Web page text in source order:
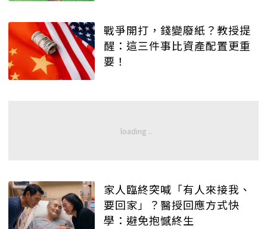
戰爭開打，錢變廢紙？教授提
醒：這三件事比資產配置更重
要！
家人臨終突喊「有人來接我、
要回家」？醫授回應方式快
學：避免抱憾終生